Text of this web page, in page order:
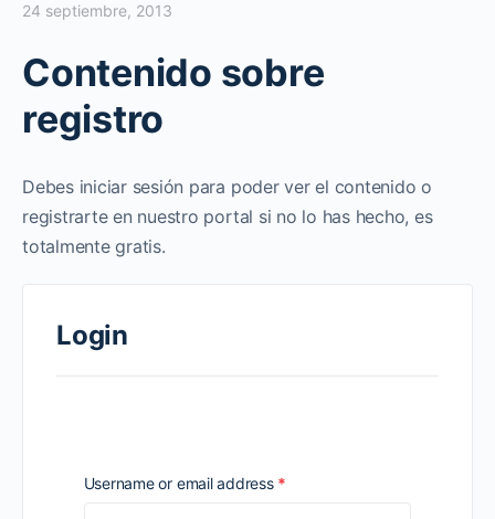
24 septiembre, 2013
Contenido sobre
registro
Debes iniciar sesión para poder ver el contenido o
registrarte en nuestro portal si no lo has hecho, es
totalmente gratis.
Login
Username or email address *